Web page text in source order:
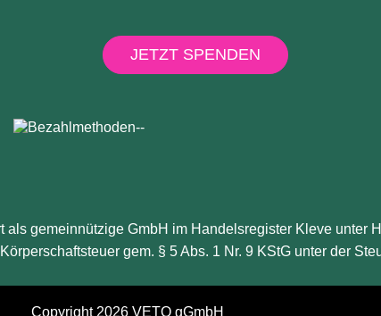
JETZT SPENDEN
gemeinnützige GmbH im Handelsregister Kleve unter
gem. § 5 Abs. 1 Nr. 9 KStG unter der
Copyright 2026 VETO gGmbH